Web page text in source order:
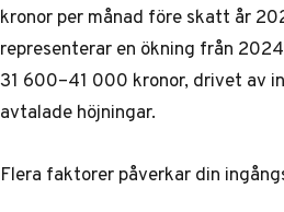
kronor per månad före skatt år
representerar en ökning från
31 600–41 000 kronor, drivet av
avtalade höjningar.
Flera faktorer påverkar din